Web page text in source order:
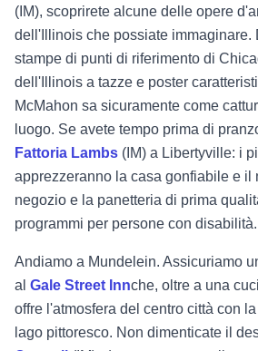
(IM), scoprirete alcune delle opere
dell'Illinois che possiate immaginare.
stampe di punti di riferimento di
dell'Illinois a tazze e poster
McMahon sa sicuramente come
luogo. Se avete tempo prima di
Fattoria Lambs (IM) a Libertyville: i
apprezzeranno la casa gonfiabile e il
negozio e la panetteria di prima
programmi per persone con
Andiamo a Mundelein. Assicuriamo
al Gale Street Innche, oltre a una
offre l'atmosfera del centro città con
lago pittoresco. Non dimenticate il